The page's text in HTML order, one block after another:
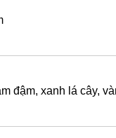
đậm, xanh lá cây,